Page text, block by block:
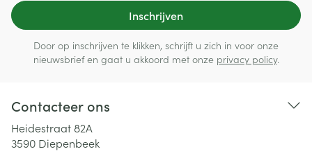
Inschrijven
Door op inschrijven te klikken, schrijft u zich in voor onze
nieuwsbrief en gaat u akkoord met onze privacy policy.
Contacteer ons
Heidestraat 82A
3590 Diepenbeek